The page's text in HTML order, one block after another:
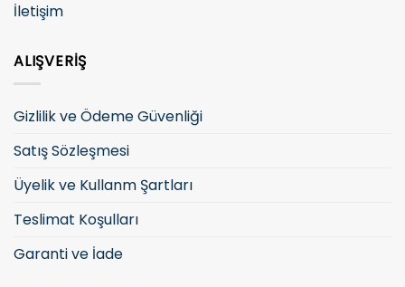
İletişim
ALIŞVERIŞ
Gizlilik ve Ödeme Güvenliği
Satış Sözleşmesi
Üyelik ve Kullanm Şartları
Teslimat Koşulları
Garanti ve İade